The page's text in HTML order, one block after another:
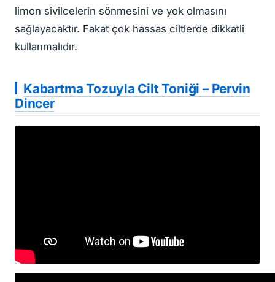
limon sivilcelerin sönmesini ve yok olmasını
sağlayacaktır. Fakat çok hassas ciltlerde dikkatli
kullanmalıdır.
Kabartma Tozuyla Cilt Toniği – Pervin
Dincer